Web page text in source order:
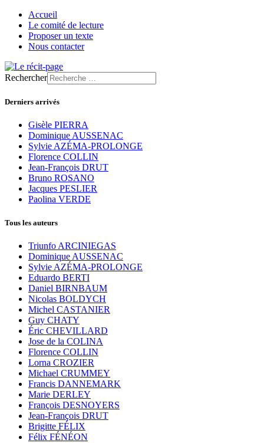
Accueil
Le comité de lecture
Proposer un texte
Nous contacter
Rechercher
Derniers arrivés
Gisèle PIERRA
Dominique AUSSENAC
Sylvie AZÉMA-PROLONGE
Florence COLLIN
Jean-François DRUT
Bruno ROSANO
Jacques PESLIER
Paolina VERDE
Tous les auteurs
Triunfo ARCINIEGAS
Dominique AUSSENAC
Sylvie AZÉMA-PROLONGE
Eduardo BERTI
Daniel BIRNBAUM
Nicolas BOLDYCH
Michel CASTANIER
Guy CHATY
Éric CHEVILLARD
Jose de la COLINA
Florence COLLIN
Lorna CROZIER
Michael CRUMMEY
Francis DANNEMARK
Marie DERLEY
François DESNOYERS
Jean-François DRUT
Brigitte FÉLIX
Félix FÉNÉON